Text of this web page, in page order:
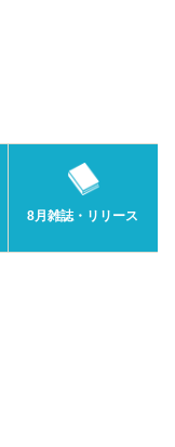
8月雑誌・リリース